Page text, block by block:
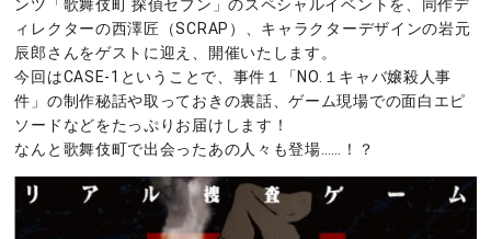
ンツ「歌舞伎町 探偵セブン」のスペシャルイベントを、同作デ
ィレクターの西澤匠（SCRAP）、キャラクターデザインの岩元
辰郎さんをゲストに迎え、開催いたします。
今回はCASE-1ということで、事件１「NO.１キャバ嬢殺人事
件」の制作秘話や取っておきの裏話、ゲーム現場での面白エピ
ソードなどをたっぷりお届けします！
なんと歌舞伎町で出会ったあの人々も登場……！？